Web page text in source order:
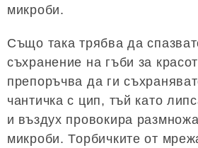
микроби.
Също така трябва да
съхранение на гъби за
препоръчва да ги
чантичка с цип, тъй като
и въздух провокира
микроби. Торбичките от